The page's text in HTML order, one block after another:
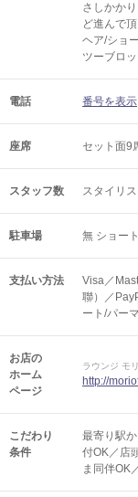
さしかか
ど進んで
ヘア/ショ
ツーブロ
電話 番号を表示
座席 セット面9
スタッフ数 スタイリ
駐車場 無 ショー
支払い方法
Visa／
聯）／
ート/パー
お店の
ホーム
ページ
ラウンジ モ
http://
こだわり
条件
最寄り駅
付OK／店
ま同伴OK